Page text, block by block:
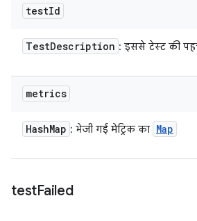
testId
TestDescription : इससे टेस्ट की
metrics
HashMap : भेजी गई मेट्रिक का Map
testFailed